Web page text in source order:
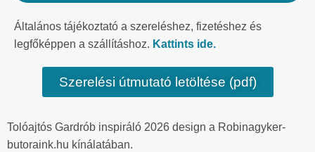
Általános tájékoztató a szereléshez, fizetéshez és
legfőképpen a szállításhoz. Kattints ide.
Szerelési útmutató letöltése (pdf)
Tolóajtós Gardrób inspiráló 2026 design a Robinagyker-
butoraink.hu kínálatában.